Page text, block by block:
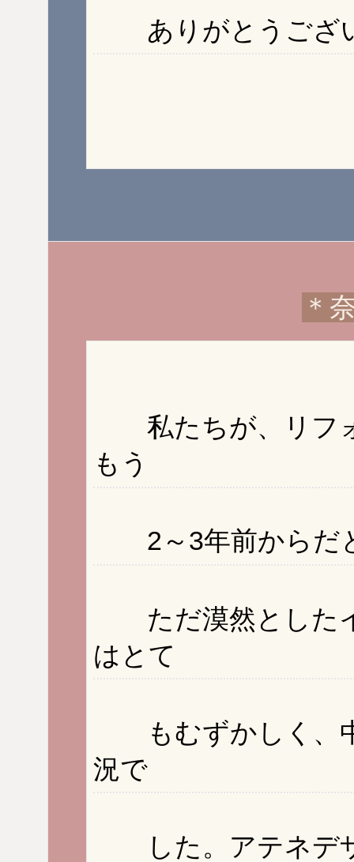
ありがとうござ
＊
私たちが、リフ
もう
2～3年前からだ
ただ漠然とした
はとて
もむずかしく、
況で
した。アテネデ